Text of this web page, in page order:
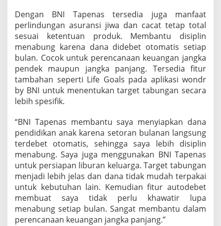
Dengan BNI Tapenas tersedia juga manfaat
perlindungan asuransi jiwa dan cacat tetap total
sesuai ketentuan produk. Membantu disiplin
menabung karena dana didebet otomatis setiap
bulan. Cocok untuk perencanaan keuangan jangka
pendek maupun jangka panjang. Tersedia fitur
tambahan seperti Life Goals pada aplikasi wondr
by BNI untuk menentukan target tabungan secara
lebih spesifik.
“BNI Tapenas membantu saya menyiapkan dana
pendidikan anak karena setoran bulanan langsung
terdebet otomatis, sehingga saya lebih disiplin
menabung. Saya juga menggunakan BNI Tapenas
untuk persiapan liburan keluarga. Target tabungan
menjadi lebih jelas dan dana tidak mudah terpakai
untuk kebutuhan lain. Kemudian fitur autodebet
membuat saya tidak perlu khawatir lupa
menabung setiap bulan. Sangat membantu dalam
perencanaan keuangan jangka panjang.”